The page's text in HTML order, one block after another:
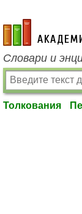
academic.ru
Словари и
Толкования